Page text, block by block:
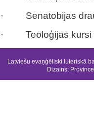
· Senatobijas
· Teoloģijas kursi
Latviešu evaņģēliski luteriskā
Dizains: